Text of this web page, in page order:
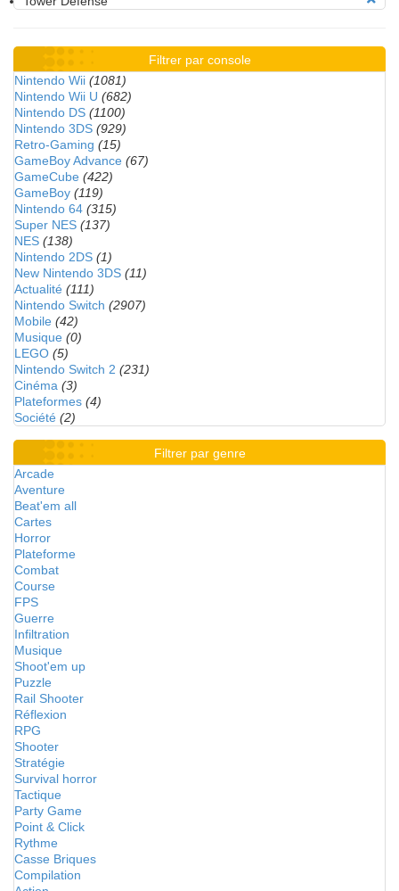
Filtrer par console
Nintendo Wii (1081)
Nintendo Wii U (682)
Nintendo DS (1100)
Nintendo 3DS (929)
Retro-Gaming (15)
GameBoy Advance (67)
GameCube (422)
GameBoy (119)
Nintendo 64 (315)
Super NES (137)
NES (138)
Nintendo 2DS (1)
New Nintendo 3DS (11)
Actualité (111)
Nintendo Switch (2907)
Mobile (42)
Musique (0)
LEGO (5)
Nintendo Switch 2 (231)
Cinéma (3)
Plateformes (4)
Société (2)
Filtrer par genre
Arcade
Aventure
Beat'em all
Cartes
Horror
Plateforme
Combat
Course
FPS
Guerre
Infiltration
Musique
Shoot'em up
Puzzle
Rail Shooter
Réflexion
RPG
Shooter
Stratégie
Survival horror
Tactique
Party Game
Point & Click
Rythme
Casse Briques
Compilation